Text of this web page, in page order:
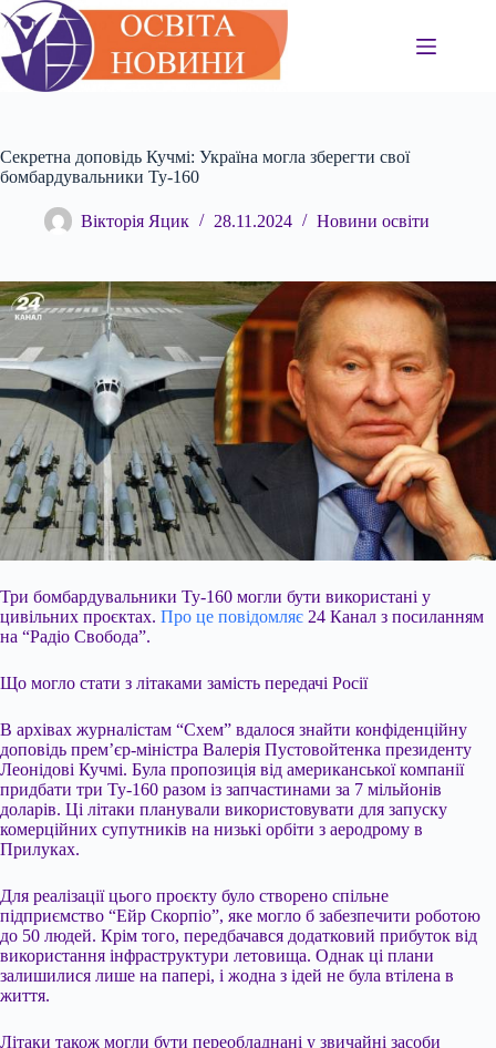
Перейти
до
вмісту
Секретна доповідь Кучмі: Україна могла зберегти свої
бомбардувальники Ту-160
Вікторія Яцик 28.11.2024 Новини освіти
Три бомбардувальники Ту-160 могли бути використані у
цивільних проєктах. Про це повідомляє 24 Канал з посиланням
на “Радіо Свобода”.
Що могло стати з літаками замість передачі Росії
В архівах журналістам “Схем” вдалося знайти конфіденційну
доповідь прем’єр-міністра Валерія Пустовойтенка президенту
Леонідові Кучмі. Була пропозиція від американської компанії
придбати три Ту-160 разом із запчастинами за 7 мільйонів
доларів. Ці літаки планували використовувати для запуску
комерційних супутників на низькі орбіти з аеродрому в
Прилуках.
Для реалізації цього проєкту було створено спільне
підприємство “Ейр Скорпіо”, яке могло б забезпечити роботою
до 50 людей. Крім того, передбачався додатковий прибуток від
використання інфраструктури летовища. Однак ці плани
залишилися лише на папері, і жодна з ідей не була втілена в
життя.
Літаки також могли бути переобладнані у звичайні засоби